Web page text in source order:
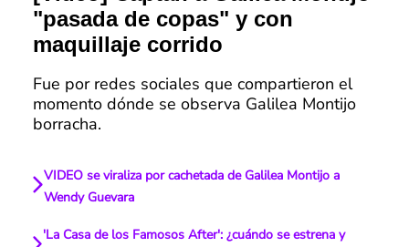
"pasada de copas" y con
maquillaje corrido
Fue por redes sociales que compartieron el
momento dónde se observa Galilea Montijo
borracha.
VIDEO se viraliza por cachetada de Galilea Montijo a
Wendy Guevara
'La Casa de los Famosos After': ¿cuándo se estrena y